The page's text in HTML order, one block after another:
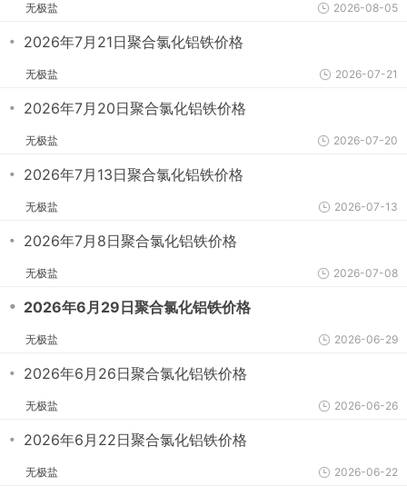
无极盐 2026-08-05
・ 2026年7月21日聚合氯化铝铁价格
无极盐 2026-07-21
・ 2026年7月20日聚合氯化铝铁价格
无极盐 2026-07-20
・ 2026年7月13日聚合氯化铝铁价格
无极盐 2026-07-13
・ 2026年7月8日聚合氯化铝铁价格
无极盐 2026-07-08
・ 2026年6月29日聚合氯化铝铁价格
无极盐 2026-06-29
・ 2026年6月26日聚合氯化铝铁价格
无极盐 2026-06-26
・ 2026年6月22日聚合氯化铝铁价格
无极盐 2026-06-22